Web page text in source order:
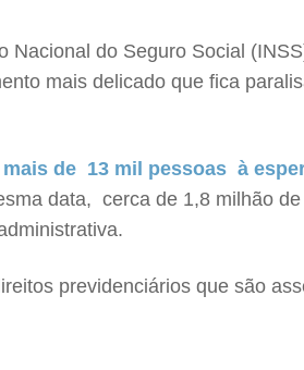
do Seguro Social
mais delicado que fica
de 13 mil pessoas à
data, cerca de 1,8 milhão
previdenciários que são